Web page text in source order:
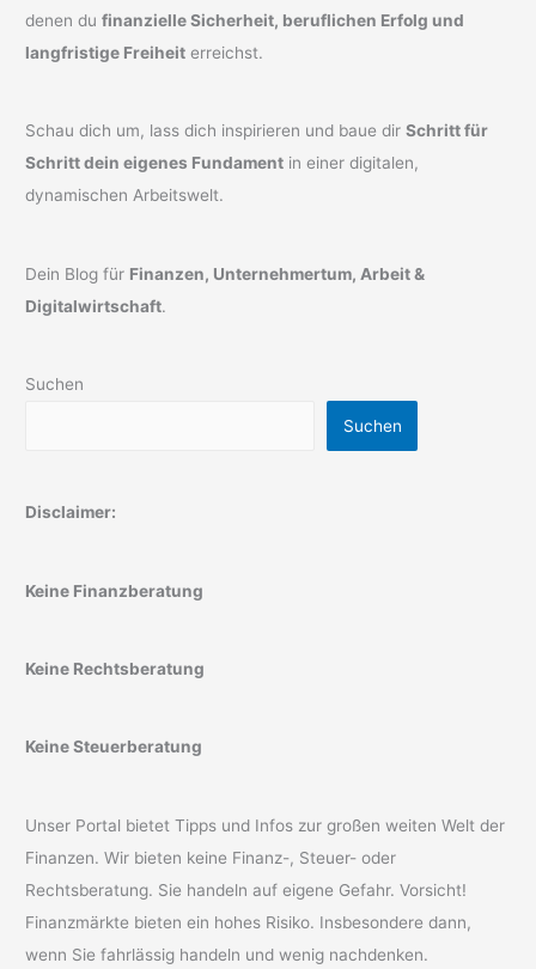
denen dufinanzielle Sicherheit, beruflichen Erfolg und
langfristige Freiheit erreichst.
Schau dich um, lass dich inspirieren und baue dirSchritt für
Schritt dein eigenes Fundament in einer digitalen,
dynamischen Arbeitswelt.
Dein Blog für Finanzen, Unternehmertum, Arbeit &
Digitalwirtschaft.
Suchen
Suchen
Disclaimer:
Keine Finanzberatung
Keine Rechtsberatung
Keine Steuerberatung
Unser Portal bietet Tipps und Infos zur großen weiten Welt der
Finanzen. Wir bieten keine Finanz-, Steuer- oder
Rechtsberatung. Sie handeln auf eigene Gefahr. Vorsicht!
Finanzmärkte bieten ein hohes Risiko. Insbesondere dann,
wenn Sie fahrlässig handeln und wenig nachdenken.